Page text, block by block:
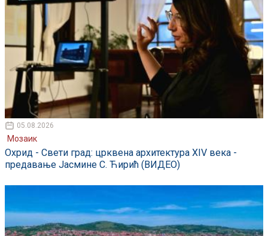
05.08.2026
Мозаик
Охрид - Свети град: црквена архитектура XIV века -
предавање Јасмине С. Ћирић (ВИДЕО)